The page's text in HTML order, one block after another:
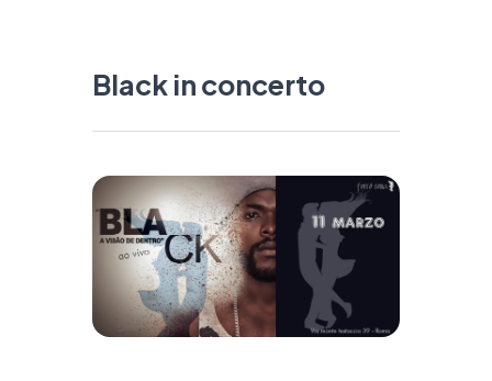
Black in concerto